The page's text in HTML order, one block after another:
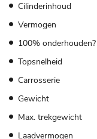
Cilinderinhoud
Vermogen
100% onderhouden?
Topsnelheid
Carrosserie
Gewicht
Max. trekgewicht
Laadvermogen